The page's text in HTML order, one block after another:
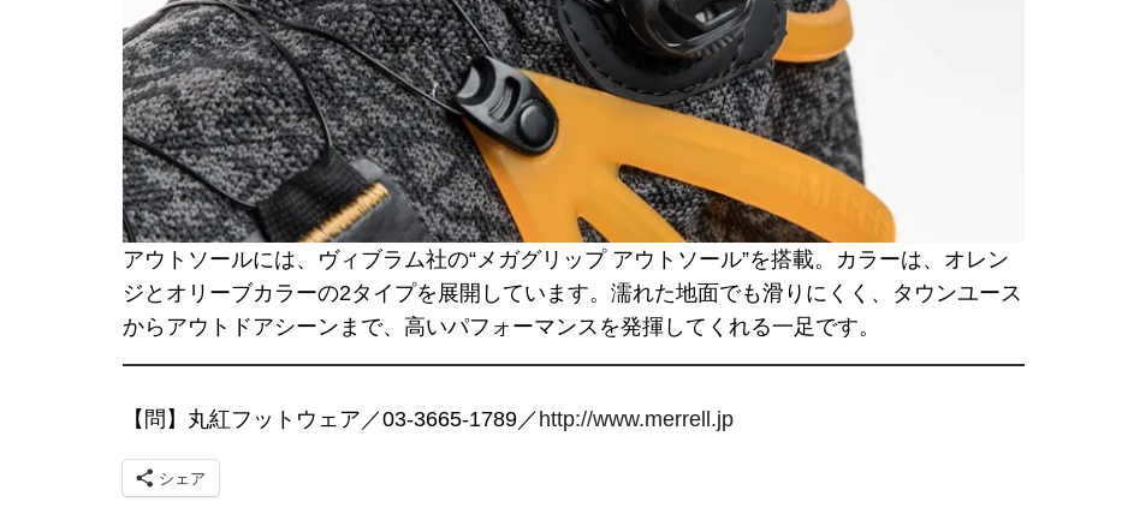
アウトソールには、ヴィブラム社の“メガグリップ アウトソール”を搭載。カラーは、オレン
ジとオリーブカラーの2タイプを展開しています。濡れた地面でも滑りにくく、タウンユース
からアウトドアシーンまで、高いパフォーマンスを発揮してくれる一足です。
【問】丸紅フットウェア／03-3665-1789／ http://www.merrell.jp
シェア